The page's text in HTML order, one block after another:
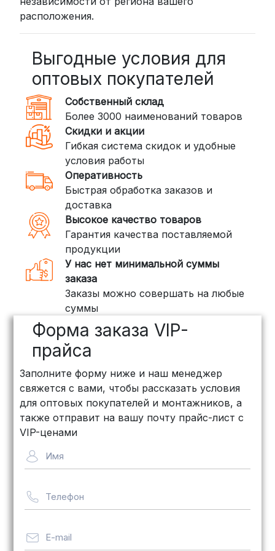
Стоимость начинается от300
рублей
пунктов выдачи или курьером.
Сроки — от 2 дней, стоимость — от
350 рублей
DPD: Международная служба
доставки, которая работает и
внутри России. Сроки — от 2 дней,
стоимость — от 400 рублей
3. Доставка крупногабаритных грузов
(ПЭК, КИТ, Байкал Сервис)
Если ваш заказ включает большие или
тяжелые товары, мы рекомендуем
воспользоваться услугами компаний,
специализирующихся на доставке
грузов:
ПЭК: Сроки доставки — от 3 до 10
дней, стоимость рассчитывается
индивидуально (минимум
рублей
объемных заказов. Сроки — от 3
дней, стоимость — от500 рублей
Байкал Сервис: Идеально подходит
для крупногабаритных товаров.
рассчитывается индивидуально
Важно! Мы заботимся о том, чтобы
целости и сохранности, независимо
расположения.
Выгодные условия для
оптовых покупателей
Собственный склад
Более 3000 наименований товаров
Скидки и акции
Гибкая система скидок и удобные
условия работы
Оперативность
Быстрая обработка заказов и
доставка
Высокое качество товаров
Гарантия качества поставляемой
продукции
У нас нет минимальной суммы
заказа
Заказы можно совершать на любые
суммы
Форма заказа VIP-
прайса
Заполните форму ниже и наш менеджер
свяжется с вами, чтобы рассказать условия
для оптовых покупателей и монтажников, а
также отправит на вашу почту прайс-лист с
VIP-ценами
Имя
Телефон
E-mail